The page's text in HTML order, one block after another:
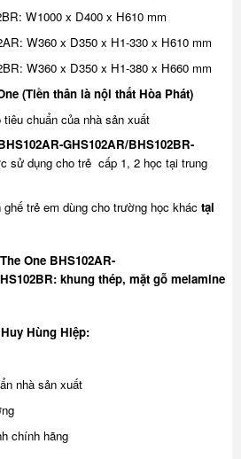
W1000 x D400 x H610 mm
W360 x D350 x H1-330 x H610 mm
W360 x D350 x H1-380 x H660 mm
(Tiền thân là nội thất Hòa Phát)
chuẩn của nhà sản xuất
GHS102AR/BHS102BR-
sử dụng cho trẻ cấp 1, 2 học tại trung
trẻ em dùng cho trường học khác tại
One BHS102AR-
khung thép, mặt gỗ melamine
Hùng Hiệp:
nhà sản xuất
chính hãng